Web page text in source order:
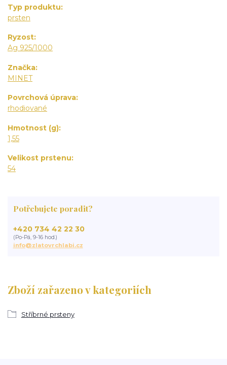
Typ produktu
prsten
Ryzost
Ag 925/1000
Značka
MINET
Povrchová úprava
rhodiované
Hmotnost (g)
1,55
Velikost prstenu
54
Zboží zařazeno v kategoriích
Stříbrné prsteny
Potřebujete poradit?
+420 734 42 22 30
(Po-Pá, 9-16 hod.)
info@zlatovrchlabi.cz